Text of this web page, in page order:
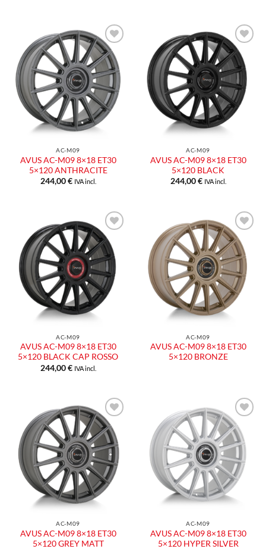
Aggiungi
alla lista
dei
desideri
AC-M09
AVUS AC-M09 8×18 ET30
5×120 ANTHRACITE
244,00€ IVA incl.
Aggiungi
alla lista
dei
desideri
AC-M09
AVUS AC-M09 8×18 ET30
5×120 BLACK
244,00€ IVA incl.
Aggiungi
alla lista
dei
desideri
AC-M09
AVUS AC-M09 8×18 ET30
5×120 BLACK CAP ROSSO
244,00€ IVA incl.
Aggiungi
alla lista
dei
desideri
AC-M09
AVUS AC-M09 8×18 ET30
5×120 BRONZE
Aggiungi
alla lista
dei
desideri
AC-M09
AVUS AC-M09 8×18 ET30
5×120 GREY MATT
Aggiungi
alla lista
dei
desideri
AC-M09
AVUS AC-M09 8×18 ET30
5×120 HYPER SILVER